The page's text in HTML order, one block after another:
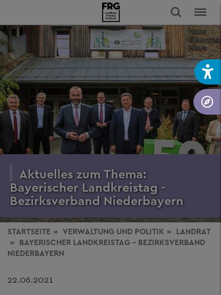
Aktuelles zum Thema:
Bayerischer Landkreistag -
Bezirksverband Niederbayern
STARTSEITE VERWALTUNG UND POLITIK
LANDRAT
BAYERISCHER LANDKREISTAG - BEZIRKSVERBAND
NIEDERBAYERN
22.06.2021